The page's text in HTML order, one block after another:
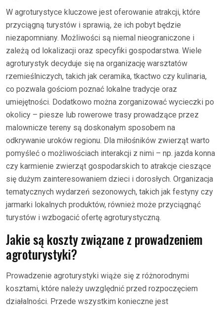
W agroturystyce kluczowe jest oferowanie atrakcji, które
przyciągną turystów i sprawią, że ich pobyt będzie
niezapomniany. Możliwości są niemal nieograniczone i
zależą od lokalizacji oraz specyfiki gospodarstwa. Wiele
agroturystyk decyduje się na organizację warsztatów
rzemieślniczych, takich jak ceramika, tkactwo czy kulinaria,
co pozwala gościom poznać lokalne tradycje oraz
umiejętności. Dodatkowo można zorganizować wycieczki po
okolicy – piesze lub rowerowe trasy prowadzące przez
malownicze tereny są doskonałym sposobem na
odkrywanie uroków regionu. Dla miłośników zwierząt warto
pomyśleć o możliwościach interakcji z nimi – np. jazda konna
czy karmienie zwierząt gospodarskich to atrakcje cieszące
się dużym zainteresowaniem dzieci i dorosłych. Organizacja
tematycznych wydarzeń sezonowych, takich jak festyny czy
jarmarki lokalnych produktów, również może przyciągnąć
turystów i wzbogacić ofertę agroturystyczną.
Jakie są koszty związane z prowadzeniem
agroturystyki?
Prowadzenie agroturystyki wiąże się z różnorodnymi
kosztami, które należy uwzględnić przed rozpoczęciem
działalności. Przede wszystkim konieczne jest